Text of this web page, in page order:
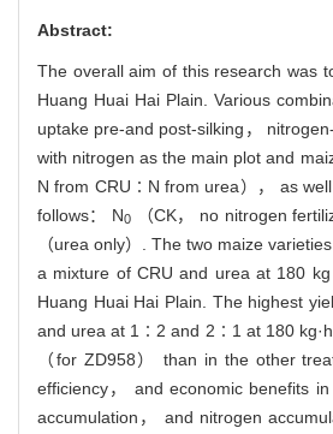
Abstract:
The overall aim of this research was
Huang Huai Hai Plain. Various
uptake pre-and post-silking，
with nitrogen as the main plot and
N from CRU∶N from urea）， as
follows： N0 （CK， no nitrogen
（urea only）. The two maize
a mixture of CRU and urea at 180 kg
Huang Huai Hai Plain. The highest
and urea at 1∶2 and 2∶1 at 180
（for ZD958） than in the other
efficiency， and economic benefits in
accumulation， and nitrogen